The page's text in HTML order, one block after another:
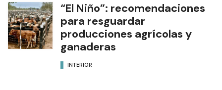
“El Niño”: recomendaciones
para resguardar
producciones agrícolas y
ganaderas
INTERIOR